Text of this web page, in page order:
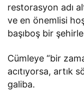
restorasyon adı
ve en önemlisi
başıboş bir
Cümleye “bir
acıtıyorsa, artık
galiba.